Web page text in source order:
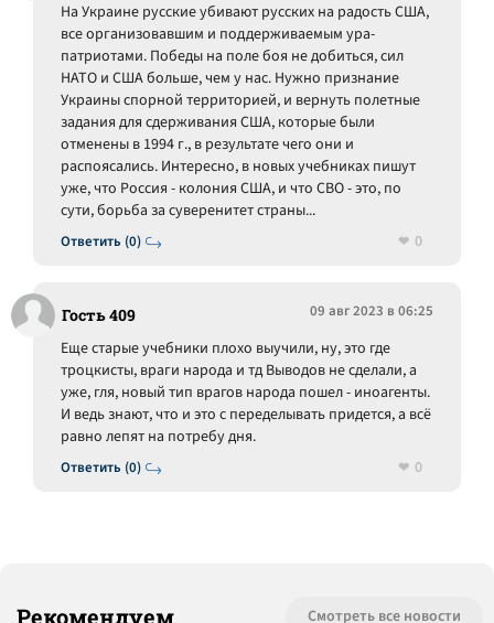
Ответить (0)
На Украине русские убивают русских на радость США,
все организовавшим и поддерживаемым ура-
патриотами. Победы на поле боя не добиться, сил
НАТО и США больше, чем у нас. Нужно признание
Украины спорной территорией, и вернуть полетные
задания для сдерживания США, которые были
отменены в 1994 г., в результате чего они и
распоясались. Интересно, в новых учебниках пишут
уже, что Россия - колония США, и что СВО - это, по
сути, борьба за суверенитет страны...
0
Гость 409 09 авг 2023 в 06:25
Ответить (0)
Еще старые учебники плохо выучили, ну, это где
троцкисты, враги народа и тд Выводов не сделали, а
уже, гля, новый тип врагов народа пошел - иноагенты.
И ведь знают, что и это с переделывать придется, а всё
равно лепят на потребу дня.
0
Рекомендуем Смотреть все новости